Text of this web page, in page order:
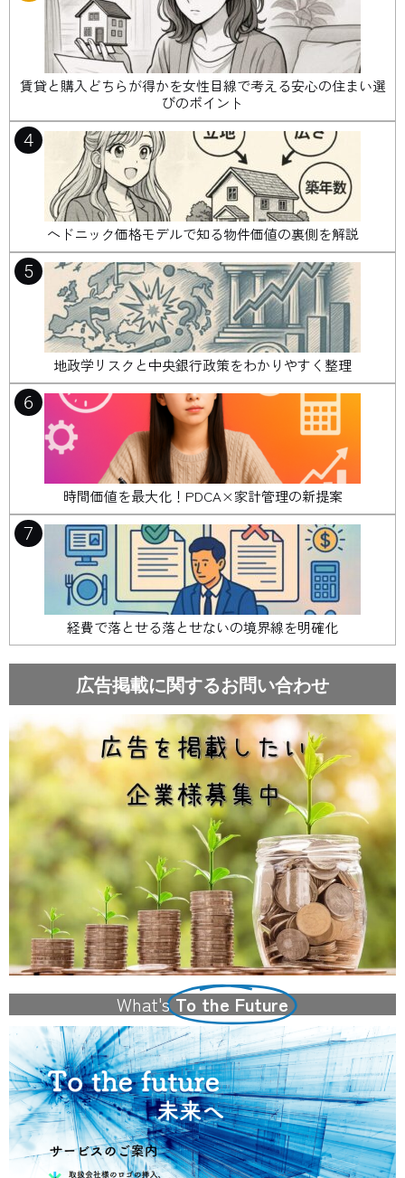
賃貸と購入どちらが得かを女性目線で考える安心の住まい選
びのポイント
4
ヘドニック価格モデルで知る物件価値の裏側を解説
5
地政学リスクと中央銀行政策をわかりやすく整理
6
時間価値を最大化！PDCA×家計管理の新提案
7
経費で落とせる落とせないの境界線を明確化
広告掲載に関するお問い合わせ
What's To the Future